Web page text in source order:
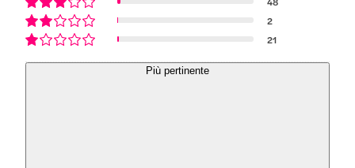
2
21
Più pertinente